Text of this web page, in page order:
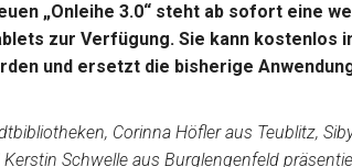
„Onleihe 3.0“ steht ab sofort eine
zur Verfügung. Sie kann kostenlos
und ersetzt die bisherige
Corinna Höfler aus Teublitz,
Schwelle aus Burglengenfeld